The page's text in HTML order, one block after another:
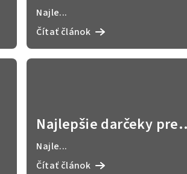
tipy, ktoré sa hodia do
🎁
Najle...
Čítať článok
Najlepšie darčeky pre
milovníkov alkoholu:
originálne nápady 🍻
Najle...
Čítať článok